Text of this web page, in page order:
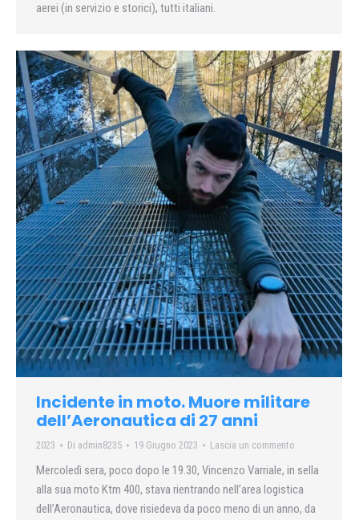
aerei (in servizio e storici), tutti italiani.
Incidente in moto. Muore militare
dell’Aeronautica di 27 anni
2023 Di admin8235 19 Giugno 2023 Lascia un commento
Mercoledì sera, poco dopo le 19.30, Vincenzo Varriale, in sella
alla sua moto Ktm 400, stava rientrando nell’area logistica
dell’Aeronautica, dove risiedeva da poco meno di un anno, da